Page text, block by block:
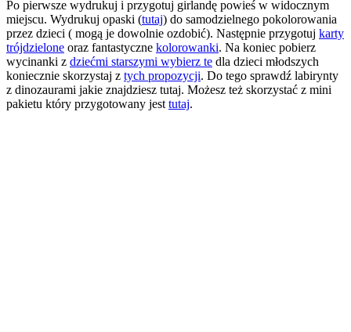
Po pierwsze wydrukuj i przygotuj girlandę powieś w widocznym
miejscu. Wydrukuj opaski (tutaj) do samodzielnego pokolorowania
przez dzieci ( mogą je dowolnie ozdobić). Następnie przygotuj karty
trójdzielone oraz fantastyczne kolorowanki. Na koniec pobierz
wycinanki z dziećmi starszymi wybierz te dla dzieci młodszych
koniecznie skorzystaj z tych propozycji. Do tego sprawdź labirynty
z dinozaurami jakie znajdziesz tutaj. Możesz też skorzystać z mini
pakietu który przygotowany jest tutaj.